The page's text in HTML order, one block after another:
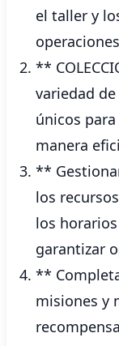
el taller y
**
variedad
únicos
manera
**
los
los
garantizar
**
misiones y